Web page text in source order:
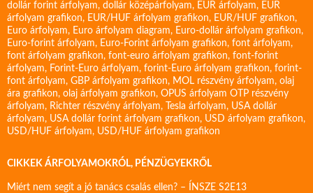
dollár forint árfolyam, dollár középárfolyam, EUR árfolyam, EUR
árfolyam grafikon, EUR/HUF árfolyam grafikon, EUR/HUF grafikon,
Euro árfolyam, Euro árfolyam diagram, Euro-dollár árfolyam grafikon,
Euro-forint árfolyam, Euro-Forint árfolyam grafikon, font árfolyam,
font árfolyam grafikon, font-euro árfolyam grafikon, font-forint
árfolyam, Forint-Euro árfolyam, forint-Euro árfolyam grafikon, forint-
font árfolyam, GBP árfolyam grafikon, MOL részvény árfolyam, olaj
ára grafikon, olaj árfolyam grafikon, OPUS árfolyam OTP részvény
árfolyam, Richter részvény árfolyam, Tesla árfolyam, USA dollár
árfolyam, USA dollár forint árfolyam grafikon, USD árfolyam grafikon,
USD/HUF árfolyam, USD/HUF árfolyam grafikon
CIKKEK ÁRFOLYAMOKRÓL, PÉNZÜGYEKRŐL
Miért nem segít a jó tanács csalás ellen? – ÍNSZE S2E13